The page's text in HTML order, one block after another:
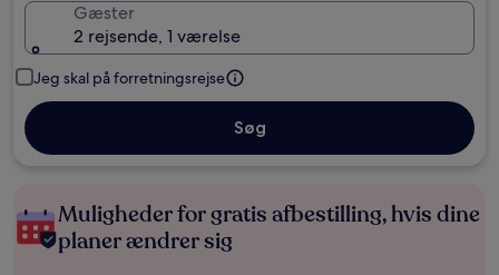
Gæster
2 rejsende, 1 værelse
Jeg skal på forretningsrejse
Søg
Muligheder for gratis afbestilling, hvis dine
planer ændrer sig